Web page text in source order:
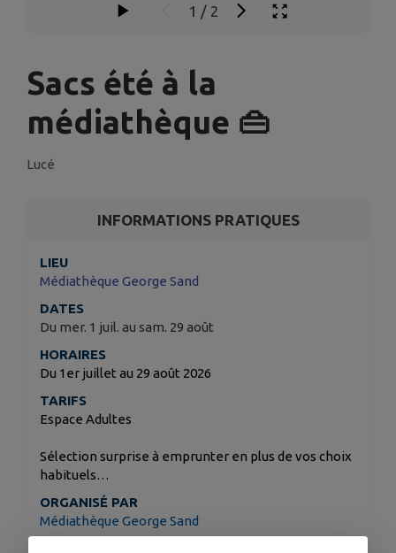
1 / 2
Sacs été à la
médiathèque 👜
Lucé
INFORMATIONS PRATIQUES
LIEU
Médiathèque George Sand
DATES
Du mer. 1 juil. au sam. 29 août
HORAIRES
Du 1er juillet au 29 août 2026
TARIFS
Espace Adultes
Sélection surprise à emprunter en plus de vos choix
habituels…
ORGANISÉ PAR
Médiathèque George Sand